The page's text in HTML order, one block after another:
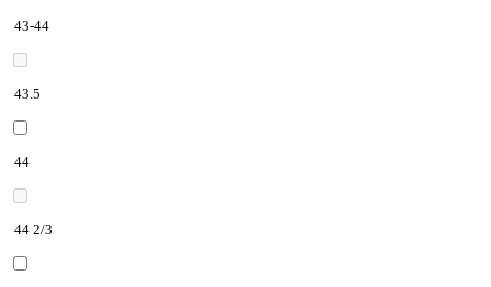
43-44
43.5
44
44 2/3